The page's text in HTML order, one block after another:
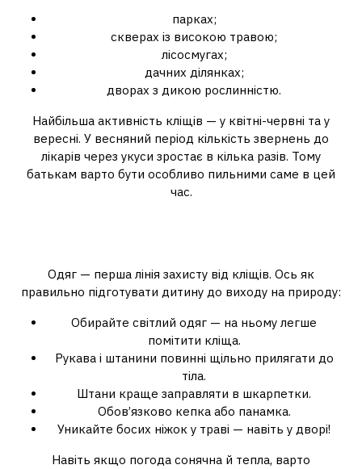
парках;
скверах із високою травою;
лісосмугах;
дачних ділянках;
дворах з дикою рослинністю.
Найбільша активність кліщів — у квітні-червні та у
вересні. У весняний період кількість звернень до
лікарів через укуси зростає в кілька разів. Тому
батькам варто бути особливо пильними саме в цей
час.
Одяг — перша лінія захисту від кліщів. Ось як
правильно підготувати дитину до виходу на природу:
Обирайте світлий одяг — на ньому легше
помітити кліща.
Рукава і штанини повинні щільно прилягати до
тіла.
Штани краще заправляти в шкарпетки.
Обов’язково кепка або панамка.
Уникайте босих ніжок у траві — навіть у дворі!
Навіть якщо погода сонячна й тепла, варто